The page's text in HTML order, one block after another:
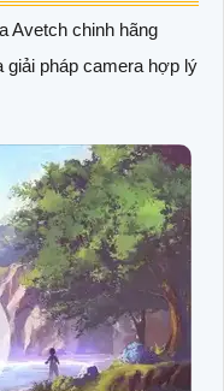
Avetch chinh hãng
pháp camera hợp lý